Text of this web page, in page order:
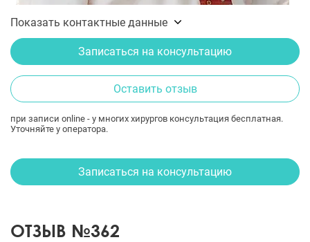
Показать контактные данные
Записаться на консультацию
Оставить отзыв
при записи online - у многих хирургов консультация бесплатная.
Уточняйте у оператора.
Записаться на консультацию
ОТЗЫВ №362